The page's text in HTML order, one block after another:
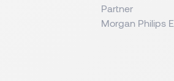
Partner
Morgan Philips